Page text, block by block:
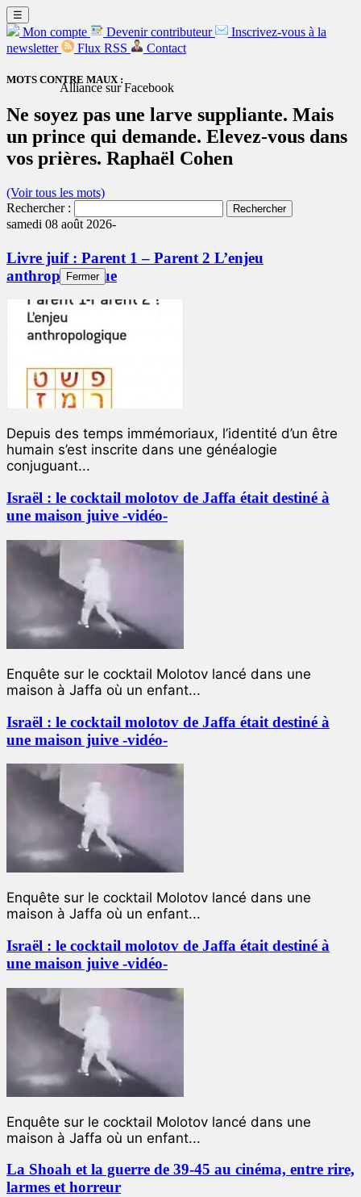
☰
Mon compte Devenir contributeur
Inscrivez-vous à la
newsletter
Flux RSS Contact
MOTS CONTRE MAUX :
Ne soyez pas une larve suppliante. Mais
un prince qui demande. Elevez-vous dans
vos prières. Raphaël Cohen
(Voir tous les mots)
Rechercher :
samedi 08 août 2026-
Livre juif : Parent 1 – Parent 2 L’enjeu
anthropologique
Depuis des temps immémoriaux, l’identité d’un être
humain s’est inscrite dans une généalogie
conjuguant...
Israël : le cocktail molotov de Jaffa était destiné à
une maison juive -vidéo-
Enquête sur le cocktail Molotov lancé dans une
maison à Jaffa où un enfant...
Israël : le cocktail molotov de Jaffa était destiné à
une maison juive -vidéo-
Enquête sur le cocktail Molotov lancé dans une
maison à Jaffa où un enfant...
Israël : le cocktail molotov de Jaffa était destiné à
une maison juive -vidéo-
Enquête sur le cocktail Molotov lancé dans une
maison à Jaffa où un enfant...
La Shoah et la guerre de 39-45 au cinéma, entre rire,
larmes et horreur
Alliance sur Facebook
Fermer